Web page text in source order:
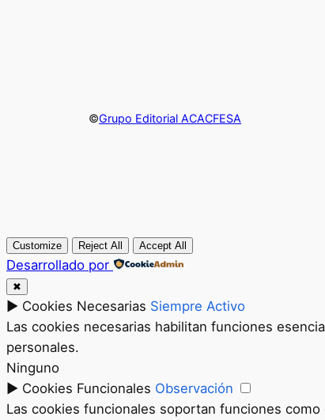
©Grupo Editorial ACACFESA
Customize Reject All Accept All
Desarrollado por
✖
► Cookies Necesarias Siempre Activo
Las cookies necesarias habilitan funciones
personales.
Ninguno
► Cookies Funcionales Observación
Las cookies funcionales soportan funciones